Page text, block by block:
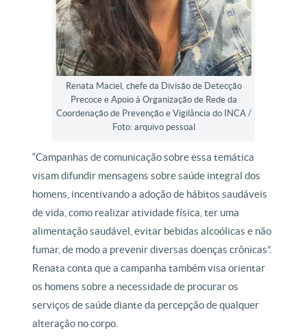
Renata Maciel, chefe da Divisão de Detecção
Precoce e Apoio à Organização de Rede da
Coordenação de Prevenção e Vigilância do INCA /
Foto: arquivo pessoal
“Campanhas de comunicação sobre essa temática
visam difundir mensagens sobre saúde integral dos
homens, incentivando a adoção de hábitos saudáveis
de vida, como realizar atividade física, ter uma
alimentação saudável, evitar bebidas alcoólicas e não
fumar, de modo a prevenir diversas doenças crônicas”.
Renata conta que a campanha também visa orientar
os homens sobre a necessidade de procurar os
serviços de saúde diante da percepção de qualquer
alteração no corpo.